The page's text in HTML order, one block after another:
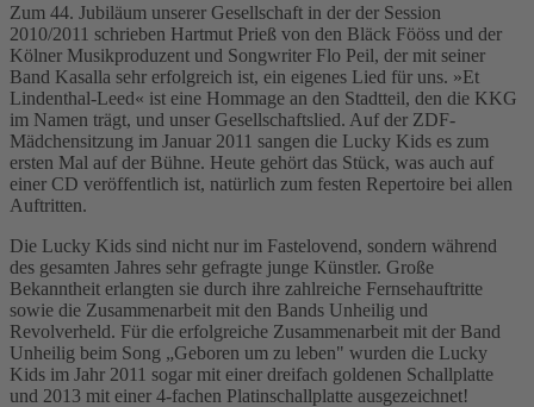
Zum 44. Jubiläum unserer Gesellschaft in der der Session
2010/2011 schrieben Hartmut Prieß von den Bläck Fööss und der
Kölner Musikproduzent und Songwriter Flo Peil, der mit seiner
Band Kasalla sehr erfolgreich ist, ein eigenes Lied für uns. »Et
Lindenthal-Leed« ist eine Hommage an den Stadtteil, den die KKG
im Namen trägt, und unser Gesellschaftslied. Auf der ZDF-
Mädchensitzung im Januar 2011 sangen die Lucky Kids es zum
ersten Mal auf der Bühne. Heute gehört das Stück, was auch auf
einer CD veröffentlich ist, natürlich zum festen Repertoire bei allen
Auftritten.
Die Lucky Kids sind nicht nur im Fastelovend, sondern während
des gesamten Jahres sehr gefragte junge Künstler. Große
Bekanntheit erlangten sie durch ihre zahlreiche Fernsehauftritte
sowie die Zusammenarbeit mit den Bands Unheilig und
Revolverheld. Für die erfolgreiche Zusammenarbeit mit der Band
Unheilig beim Song „Geboren um zu leben" wurden die Lucky
Kids im Jahr 2011 sogar mit einer dreifach goldenen Schallplatte
und 2013 mit einer 4-fachen Platinschallplatte ausgezeichnet!